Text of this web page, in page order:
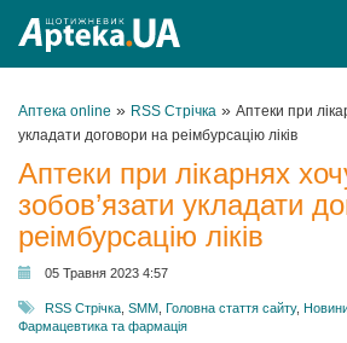
Аптека online » RSS Стрічка » Аптеки при
укладати договори на реімбурсацію ліків
Аптеки при лікарнях
зобов’язати укладати
реімбурсацію ліків
05 Травня 2023 4:57
RSS Стрічка SMM Головна стаття сайту,
Фармацевтика та фармація